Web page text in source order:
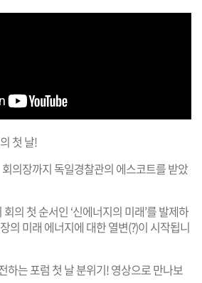
U 공 기 기
첫 날!
의장까지 독일경찰관의 에스코트를 받았
의 첫 순서인 ‘신에너지의 미래’를 발제하
의 미래 에너지에 대한 열변(?)이 시작됩니
하는 포럼 첫 날 분위기! 영상으로 만나보